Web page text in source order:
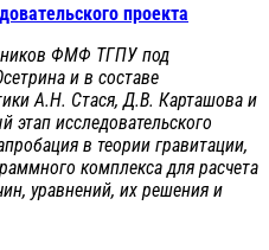
проекта
ФМФ ТГПУ под
и в составе
А.Н. Стася, Д.В. Карташова и
этап исследовательского
в теории гравитации,
комплекса для расчета
уравнений, их решения и